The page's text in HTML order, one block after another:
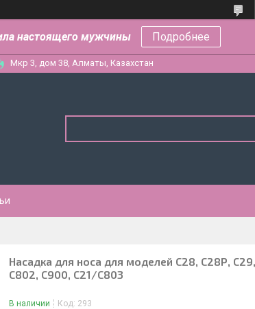
настоящего мужчины Подробнее
Мкр 3, дом 38, Алматы, Казахстан
Насадка для носа для моделей С28, С28Р,
С802, С900, С21/С803
В наличии Код: 293